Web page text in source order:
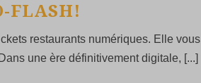
FLASH!
restaurants numériques. Elle vous
une ère définitivement digitale, [...]